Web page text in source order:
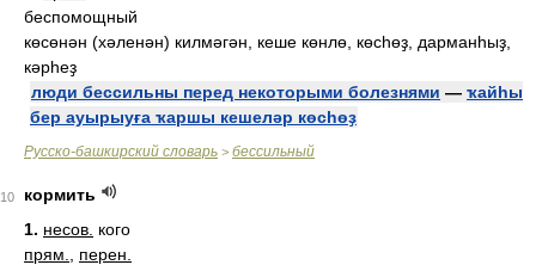
беспомощный
көсөнән (хәленән) килмәгән, кеше көнлө, көсһөҙ, дарманһыҙ,
кәрһеҙ
люди бессильны перед некоторыми болезнями — ҡайһы
бер ауырыуға ҡаршы кешеләр көсһөҙ
Русско-башкирский словарь > бессильный
10
кормить
1. несов. кого
прям.
перен.